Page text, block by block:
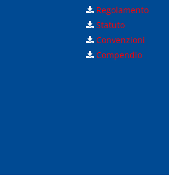
Regolamento
Statuto
Convenzioni
Compendio